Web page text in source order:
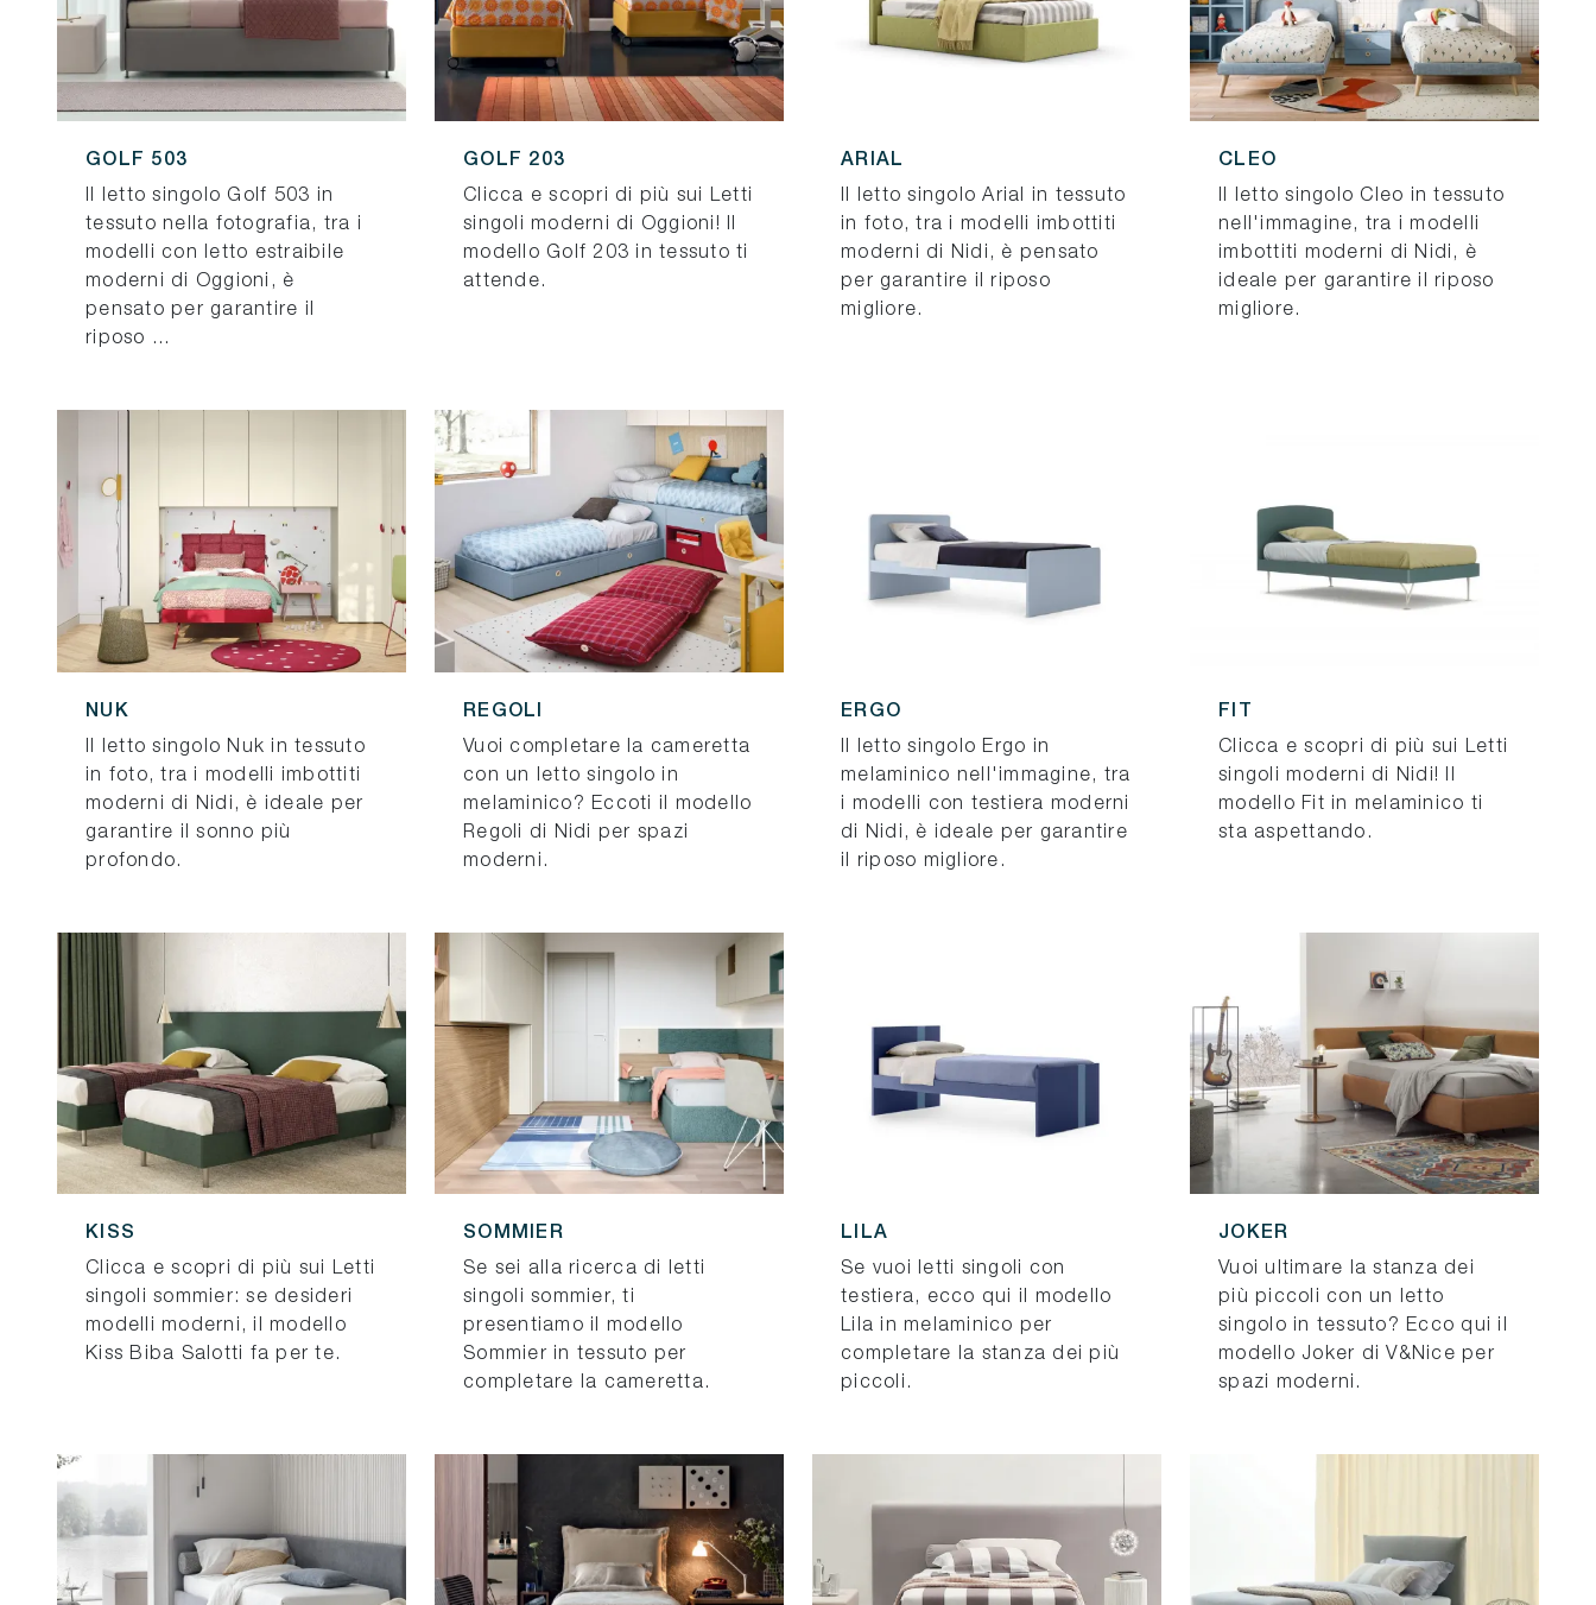
GOLF 503
Il letto singolo Golf 503 in
tessuto nella fotografia, tra i
modelli con letto estraibile
moderni di Oggioni, è
pensato per garantire il
riposo ...
GOLF 203
Clicca e scopri di più sui Letti
singoli moderni di Oggioni! Il
modello Golf 203 in tessuto ti
attende.
ARIAL
Il letto singolo Arial in tessuto
in foto, tra i modelli imbottiti
moderni di Nidi, è pensato
per garantire il riposo
migliore.
CLEO
Il letto singolo Cleo in tessuto
nell'immagine, tra i modelli
imbottiti moderni di Nidi, è
ideale per garantire il riposo
migliore.
NUK
Il letto singolo Nuk in tessuto
in foto, tra i modelli imbottiti
moderni di Nidi, è ideale per
garantire il sonno più
profondo.
REGOLI
Vuoi completare la cameretta
con un letto singolo in
melaminico? Eccoti il modello
Regoli di Nidi per spazi
moderni.
ERGO
Il letto singolo Ergo in
melaminico nell'immagine, tra
i modelli con testiera moderni
di Nidi, è ideale per garantire
il riposo migliore.
FIT
Clicca e scopri di più sui Letti
singoli moderni di Nidi! Il
modello Fit in melaminico ti
sta aspettando.
KISS
Clicca e scopri di più sui Letti
singoli sommier: se desideri
modelli moderni, il modello
Kiss Biba Salotti fa per te.
SOMMIER
Se sei alla ricerca di letti
singoli sommier, ti
presentiamo il modello
Sommier in tessuto per
completare la cameretta.
LILA
Se vuoi letti singoli con
testiera, ecco qui il modello
Lila in melaminico per
completare la stanza dei più
piccoli.
JOKER
Vuoi ultimare la stanza dei
più piccoli con un letto
singolo in tessuto? Ecco qui il
modello Joker di V&Nice per
spazi moderni.